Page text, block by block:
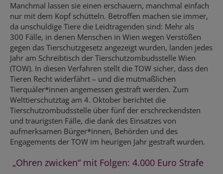
Manchmal lassen sie einen erschauern, manchmal einfach
nur mit dem Kopf schütteln. Betroffen machen sie immer,
da unschuldige Tiere die Leidtragenden sind: Mehr als
300 Fälle, in denen Menschen in Wien wegen Verstößen
gegen das Tierschutzgesetz angezeigt wurden, landen jedes
Jahr am Schreibtisch der Tierschutzombudsstelle Wien
(TOW). In diesen Verfahren stellt die TOW sicher, dass den
Tieren Recht widerfährt – und die mutmaßlichen
Tierquäler*innen angemessen gestraft werden. Zum
Welttierschutztag am 4. Oktober berichtet die
Tierschutzombudsstelle über fünf der erschreckendsten
und traurigsten Fälle, die dank des Einsatzes von
aufmerksamen Bürger*innen, Behörden und des
Engagements der TOW im heurigen Jahr gestraft wurden.
„Ohren zwicken“ mit Folgen: 4.000 Euro Strafe